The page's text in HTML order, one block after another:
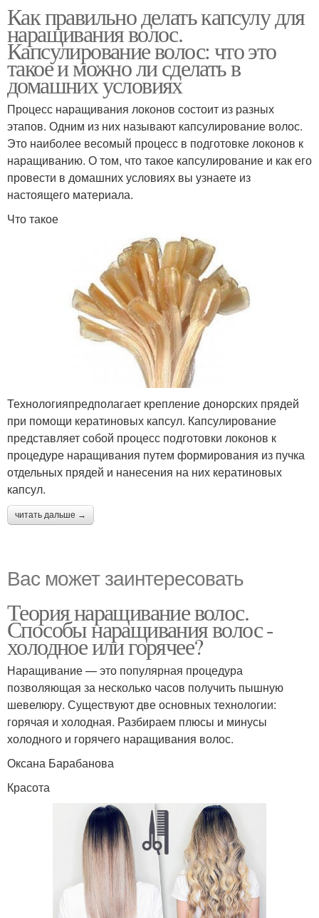
Как правильно делать капсулу для
наращивания волос.
Капсулирование волос: что это
такое и можно ли сделать в
домашних условиях
Процесс наращивания локонов состоит из разных
этапов. Одним из них называют капсулирование волос.
Это наиболее весомый процесс в подготовке локонов к
наращиванию. О том, что такое капсулирование и как его
провести в домашних условиях вы узнаете из
настоящего материала.
Что такое
Технологияпредполагает крепление донорских прядей
при помощи кератиновых капсул. Капсулирование
представляет собой процесс подготовки локонов к
процедуре наращивания путем формирования из пучка
отдельных прядей и нанесения на них кератиновых
капсул.
читать дальше →
Вас может заинтересовать
Теория наращивание волос.
Способы наращивания волос -
холодное или горячее?
Наращивание — это популярная процедура
позволяющая за несколько часов получить пышную
шевелюру. Существуют две основных технологии:
горячая и холодная. Разбираем плюсы и минусы
холодного и горячего наращивания волос.
Оксана Барабанова
Красота